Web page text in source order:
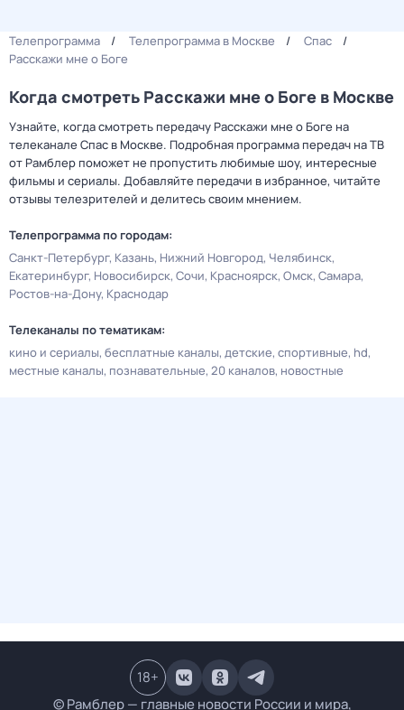
Телепрограмма Телепрограмма в Москве
Спас
Расскажи мне о Боге
Когда смотреть Расскажи мне о Боге в Москве
Узнайте, когда смотреть передачу Расскажи мне о Боге на
телеканале Спас в Москве. Подробная программа передач на ТВ
от Рамблер поможет не пропустить любимые шоу, интересные
фильмы и сериалы. Добавляйте передачи в избранное, читайте
отзывы телезрителей и делитесь своим мнением.
Телепрограмма по городам:
Санкт-Петербург Казань Нижний Новгород Челябинск
Екатеринбург Новосибирск Сочи Красноярск Омск Самара
Ростов-на-Дону Краснодар
Телеканалы по тематикам:
кино и сериалы бесплатные каналы детские спортивные hd
местные каналы познавательные 20 каналов новостные
© Рамблер — главные новости России и мира,
18+